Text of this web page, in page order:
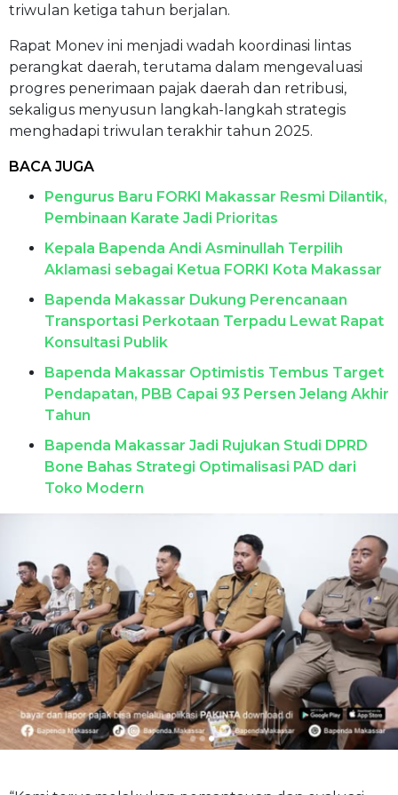
triwulan ketiga tahun berjalan.
Rapat Monev ini menjadi wadah koordinasi lintas
perangkat daerah, terutama dalam mengevaluasi
progres penerimaan pajak daerah dan retribusi,
sekaligus menyusun langkah-langkah strategis
menghadapi triwulan terakhir tahun 2025.
BACA JUGA
Pengurus Baru FORKI Makassar Resmi Dilantik,
Pembinaan Karate Jadi Prioritas
Kepala Bapenda Andi Asminullah Terpilih
Aklamasi sebagai Ketua FORKI Kota Makassar
Bapenda Makassar Dukung Perencanaan
Transportasi Perkotaan Terpadu Lewat Rapat
Konsultasi Publik
Bapenda Makassar Optimistis Tembus Target
Pendapatan, PBB Capai 93 Persen Jelang Akhir
Tahun
Bapenda Makassar Jadi Rujukan Studi DPRD
Bone Bahas Strategi Optimalisasi PAD dari
Toko Modern